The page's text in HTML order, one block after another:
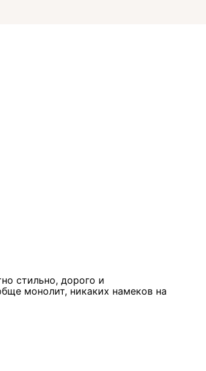
стильно, дорого и
монолит, никаких намеков на